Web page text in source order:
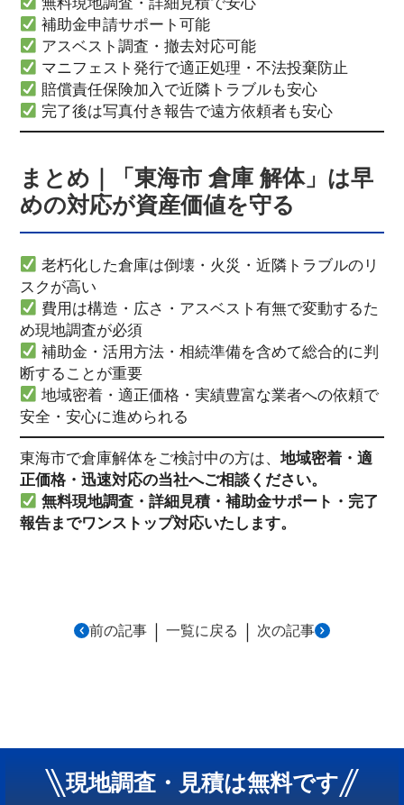
補助金申請サポート可能
アスベスト調査・撤去対応可能
マニフェスト発行で適正処理・不法投棄防止
賠償責任保険加入で近隣トラブルも安心
完了後は写真付き報告で遠方依頼者も安心
まとめ｜「東海市 倉庫 解体」は早
めの対応が資産価値を守る
老朽化した倉庫は倒壊・火災・近隣トラブルのリ
スクが高い
費用は構造・広さ・アスベスト有無で変動するた
め現地調査が必須
補助金・活用方法・相続準備を含めて総合的に判
断することが重要
地域密着・適正価格・実績豊富な業者への依頼で
安全・安心に進められる
東海市で倉庫解体をご検討中の方は、 地域密着・適
正価格・迅速対応の当社へご相談ください。
無料現地調査・詳細見積・補助金サポート・完了
報告までワンストップ対応いたします。
前の記事 ｜ 一覧に戻る ｜ 次の記事
現地調査・見積は無料です